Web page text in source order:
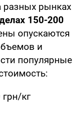
разных рынках
150-200
опускаются
и
популярные
кг